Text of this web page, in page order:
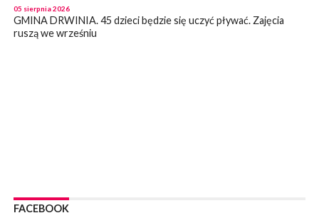
05 sierpnia 2026
GMINA DRWINIA. 45 dzieci będzie się uczyć pływać. Zajęcia
ruszą we wrześniu
PIELGRZYMKA 2026
FACEBOOK